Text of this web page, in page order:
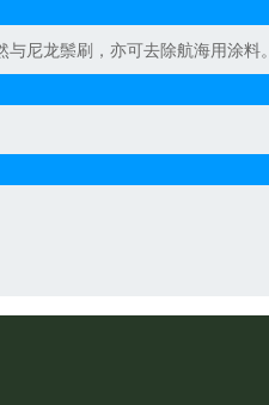
尼龙鬃刷，亦可去除航海用涂料。